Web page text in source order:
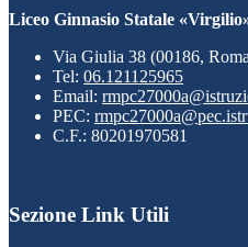
Liceo Ginnasio Statale
Via Giulia 38 (00186,
Tel: 06.121125965
Email:
PEC:
C.F.: 80201970581
Sezione Link Utili